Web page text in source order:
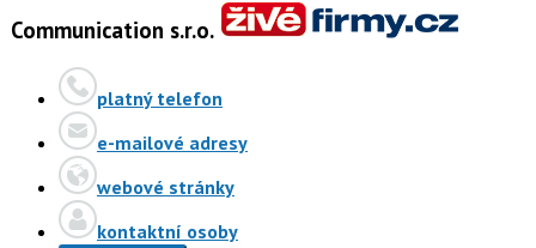
Communication s.r.o.
platný telefon
e-mailové adresy
webové stránky
kontaktní osoby